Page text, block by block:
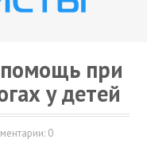
при
у детей
0